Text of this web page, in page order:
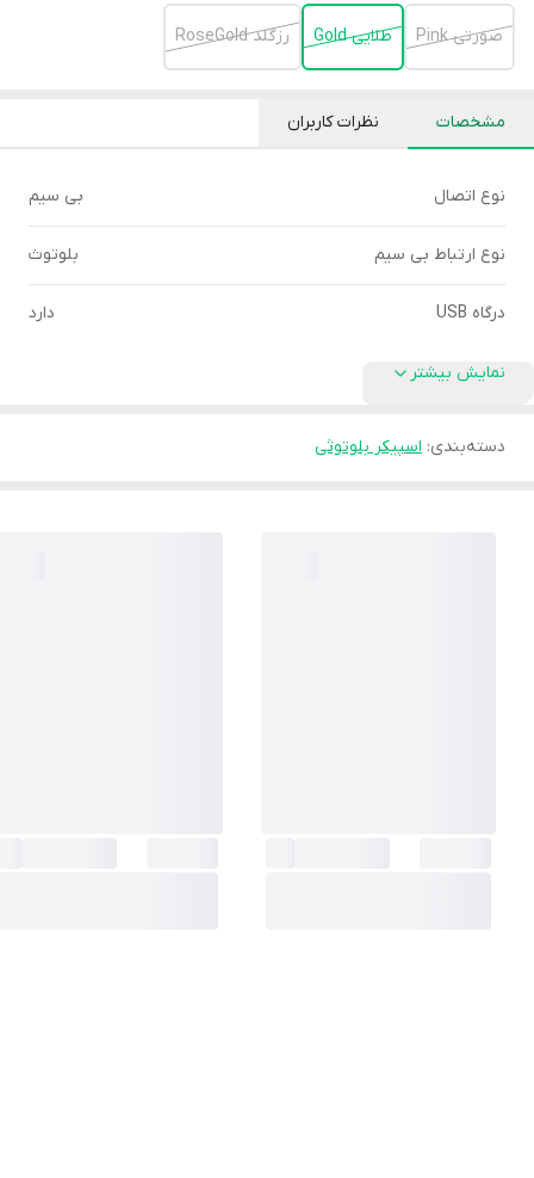
صورتی Pink طلایی Gold رزگلد RoseGold
مشخصات نظرات کاربران
نوع اتصال بی سیم
نوع ارتباط بی سیم بلوتوث
درگاه USB دارد
نمایش بیشتر
دسته‌بندی: اسپیکر بلوتوثی